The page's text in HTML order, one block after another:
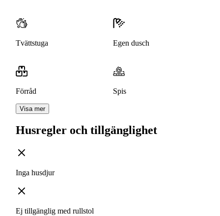
Tvättstuga Egen dusch
Förråd Spis
Visa mer
Husregler och tillgänglighet
Inga husdjur
Ej tillgänglig med rullstol